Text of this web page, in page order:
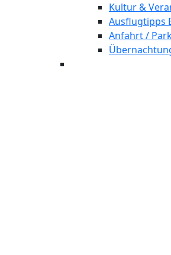
Kultur &
Ausflugtipps
Anfahrt /